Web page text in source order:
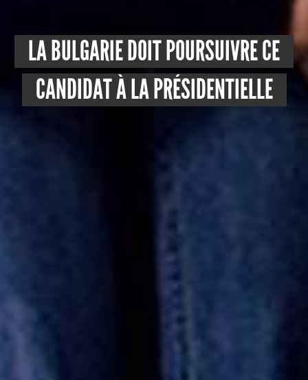
LA BULGARIE DOIT POURSUIVRE CE
CANDIDAT À LA PRÉSIDENTIELLE